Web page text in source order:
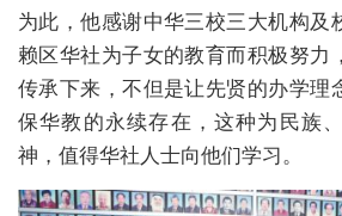
为此，他感谢中华三校三大机构及
赖区华社为子女的教育而积极努力
传承下来，不但是让先贤的办学理
保华教的永续存在，这种为民族
神，值得华社人士向他们学习。